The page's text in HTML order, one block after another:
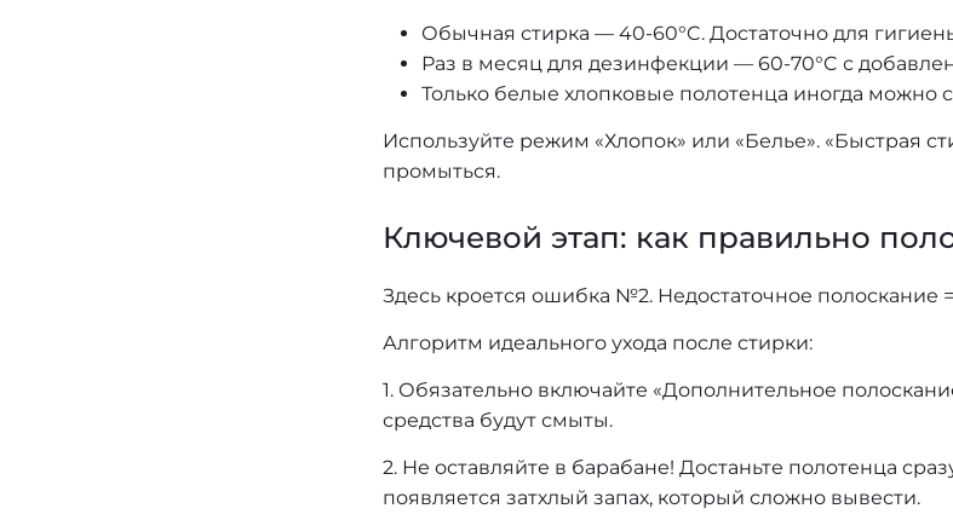
Обычная стирка — 40-60°C. Достаточно для
Раз в месяц для дезинфекции — 60-70°C с
Только белые хлопковые полотенца иногда можно
Используйте режим «Хлопок» или «Белье». «Быстрая
промыться.
Ключевой этап: как правильно
Здесь кроется ошибка №2. Недостаточное полоскание
Алгоритм идеального ухода после стирки:
1. Обязательно включайте «Дополнительное
средства будут смыты.
2. Не оставляйте в барабане! Достаньте полотенца
появляется затхлый запах, который сложно вывести.